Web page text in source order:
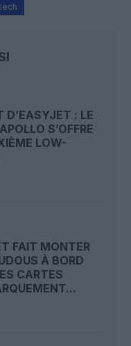
D’EASYJET : LE
S’OFFRE
LOW-
FAIT MONTER
À BORD
CARTES